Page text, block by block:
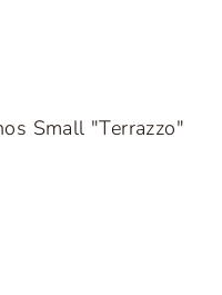
Small "Terrazzo"